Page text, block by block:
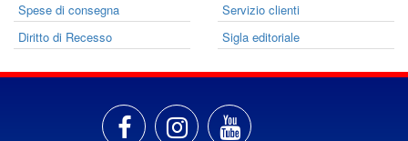
Spese di consegna
Servizio clienti
Diritto di Recesso
Sigla editoriale